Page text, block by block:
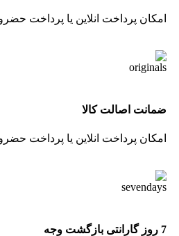
امکان پرداخت انلاین یا پرداخت
ضمانت اصالت کالا
امکان پرداخت انلاین یا پرداخت
7 روز گارانتی بازگشت وجه